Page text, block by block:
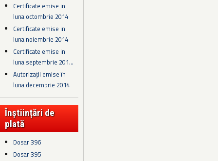
Certificate emise in
luna octombrie 2014
Certificate emise in
luna noiembrie 2014
Certificate emise in
luna septembrie 201...
Autorizații emise în
luna decembrie 2014
Înștiințări de
plată
Dosar 396
Dosar 395